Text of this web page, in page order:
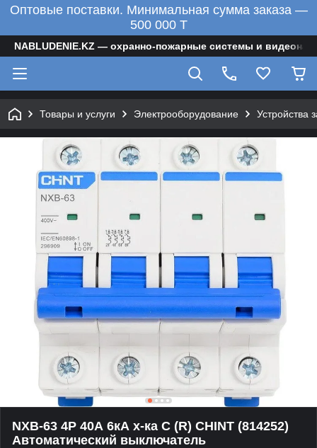
Оптовые поставки. Минимальная сумма заказа —
500 000 T
NABLUDENIE.KZ — охранно-пожарные системы и
Товары и услуги Электрооборудование Устройства
NXB-63 4P 40А 6кА х-ка C (R) CHINT (814252)
Автоматический выключатель